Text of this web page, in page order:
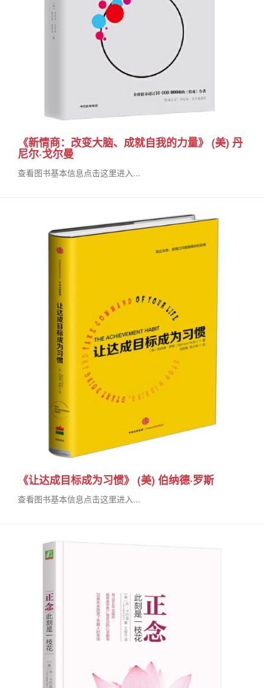
《新情商：改变大脑、成就自我的力量》 (美) 丹
尼尔·戈尔曼
查看图书基本信息点击这里进入...
《让达成目标成为习惯》 (美) 伯纳德·罗斯
查看图书基本信息点击这里进入...